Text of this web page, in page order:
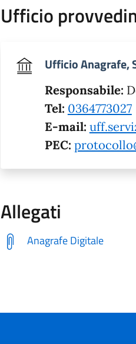
Ufficio
Ufficio Anagrafe,
Responsabile:
Tel: 0364773027
E-mail:
PEC:
Allegati
Anagrafe Digitale